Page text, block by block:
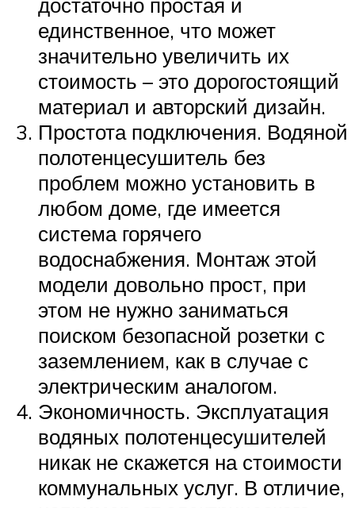
единственное, что может
значительно увеличить их
стоимость – это дорогостоящий
материал и авторский дизайн.
Простота подключения. Водяной
полотенцесушитель без
проблем можно установить в
любом доме, где имеется
система горячего
водоснабжения. Монтаж этой
модели довольно прост, при
этом не нужно заниматься
поиском безопасной розетки с
заземлением, как в случае с
электрическим аналогом.
Экономичность. Эксплуатация
водяных полотенцесушителей
никак не скажется на стоимости
коммунальных услуг. В отличие,